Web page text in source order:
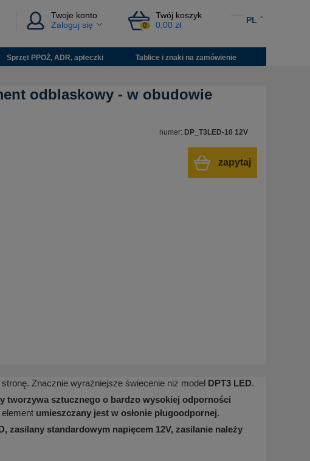
Twoje konto
Zaloguj się
Twój koszyk
0 0,00 zł
PL
Sprzęt PPOŻ, ADR, apteczki Tablice i znaki na zamówienie
odblaskowy - w obudowie
numer: DP_T3LED-10 12V
zapytaj
Znacznie wyraźniejsze świecenie niż model DPT3 LED.
tworzywa sztucznego o bardzo wysokiej odporności
umieszczany jest w osłonie pługoodpornej.
zasilany standardowym napięcem 12V, zasilanie należy